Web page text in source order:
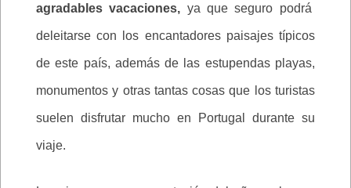
agradables vacaciones, ya que seguro podrá
deleitarse con los encantadores paisajes típicos
de este país, además de las estupendas playas,
monumentos y otras tantas cosas que los turistas
suelen disfrutar mucho en Portugal durante su
viaje.